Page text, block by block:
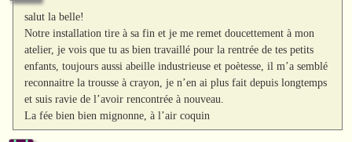
salut la belle!
Notre installation tire à sa fin et je me remet doucettement à mon
atelier, je vois que tu as bien travaillé pour la rentrée de tes petits
enfants, toujours aussi abeille industrieuse et poètesse, il m’a semblé
reconnaitre la trousse à crayon, je n’en ai plus fait depuis longtemps
et suis ravie de l’avoir rencontrée à nouveau.
La fée bien bien mignonne, à l’air coquin